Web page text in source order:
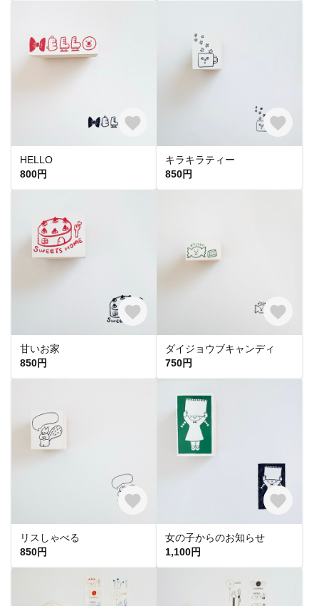
HELLO
800円
キラキラティー
850円
甘いお家
850円
ダイジョウブキャンディ
750円
リスしゃべる
850円
女の子からのお知らせ
1,100円